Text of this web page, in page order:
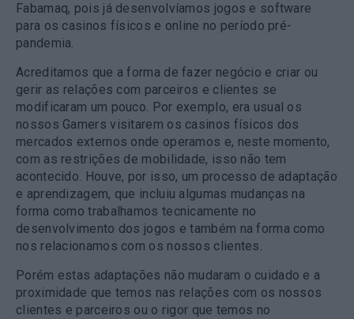
Fabamaq, pois já desenvolvíamos jogos e software
para os casinos físicos e online no período pré-
pandemia.
Acreditamos que a forma de fazer negócio e criar ou
gerir as relações com parceiros e clientes se
modificaram um pouco. Por exemplo, era usual os
nossos Gamers visitarem os casinos físicos dos
mercados externos onde operamos e, neste momento,
com as restrições de mobilidade, isso não tem
acontecido. Houve, por isso, um processo de adaptação
e aprendizagem, que incluiu algumas mudanças na
forma como trabalhamos tecnicamente no
desenvolvimento dos jogos e também na forma como
nos relacionamos com os nossos clientes.
Porém estas adaptações não mudaram o cuidado e a
proximidade que temos nas relações com os nossos
clientes e parceiros ou o rigor que temos no